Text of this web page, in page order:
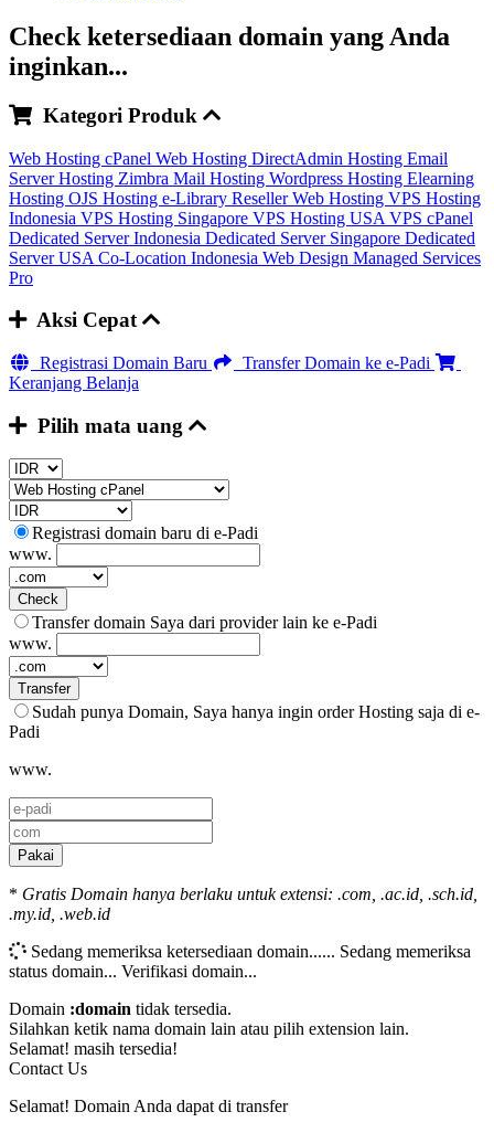
Check ketersediaan domain yang Anda
inginkan...
Kategori Produk
Web Hosting cPanel Web Hosting DirectAdmin Hosting Email
ServerHosting Zimbra Mail Hosting Wordpress Hosting Elearning
Hosting OJS Hosting e-Library Reseller Web Hosting VPS Hosting
Indonesia VPS Hosting Singapore VPS Hosting USA VPS cPanel
Dedicated Server Indonesia Dedicated Server Singapore Dedicated
Server USA Co-Location Indonesia Web Design Managed Services
Pro
Aksi Cepat
Registrasi Domain Baru
Transfer Domain ke e-Padi
Keranjang Belanja
Pilih mata uang
Registrasi domain baru di e-Padi
www.
Check
Transfer domain Saya dari provider lain ke e-Padi
www.
Transfer
Sudah punya Domain, Saya hanya ingin order Hosting saja di e-
Padi
www.
Pakai
* Gratis Domain hanya berlaku untuk extensi: .com, .ac.id, .sch.id,
.my.id, .web.id
Sedang memeriksa ketersediaan domain...... Sedang memeriksa
status domain... Verifikasi domain...
Domain :domain tidak tersedia.
Silahkan ketik nama domain lain atau pilih extension lain.
Selamat! masih tersedia!
Contact Us
Selamat! Domain Anda dapat di transfer